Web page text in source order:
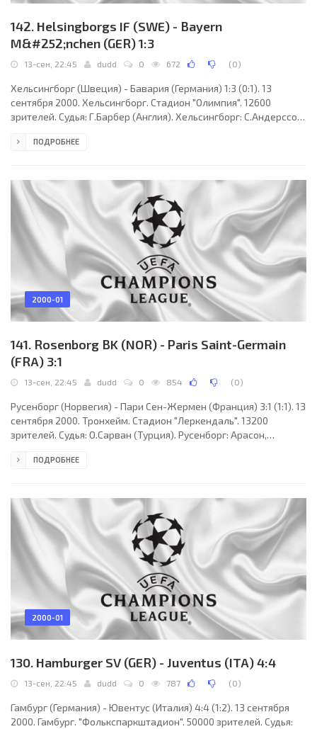
142. Helsingborgs IF (SWE) - Bayern
M&#252;nchen (GER) 1:3
13-сен, 22:45 dudd 0 672 (0)
Хельсингборг (Швеция) - Бавария (Германия) 1:3 (0:1). 13
сентября 2000. Хельсингборг. Стадион "Олимпия". 12600
зрителей. Судья: Г.Барбер (Англия). Хельсингборг: С.Андерссон,
Б.Йохансен, У.Янссон (Й.Янссон, 76), Перссон, А.Сантос, Ханссон,
Финк, Янкер, Сфорца, Салихамиджич (Харгривз, 83). Голы:
Б.Йохансен (90) - Шолль
ПОДРОБНЕЕ
2000-01
141. Rosenborg BK (NOR) - Paris Saint-Germain
(FRA) 3:1
13-сен, 22:45 dudd 0 854 (0)
Русенборг (Норвегия) - Пари Сен-Жермен (Франция) 3:1 (1:1). 13
сентября 2000. Тронхейм. Стадион "Леркендаль". 13200
зрителей. Судья: О.Сарван (Турция). Русенборг: Арасон,
Серенсен, Ф.Йонсен, Скаммельсруд, Б.-Й.Йонсен. Пари Сен-
Дальма, Люксен. Голы: Берг (17), Ф.Йонсен (62), Скаммельсруд
(90, с пенальти) - Кристиан (7).
ПОДРОБНЕЕ
2000-01
130. Hamburger SV (GER) - Juventus (ITA) 4:4
13-сен, 22:45 dudd 0 787 (0)
Гамбург (Германия) - Ювентус (Италия) 4:4 (1:2). 13 сентября
2000. Гамбург. "Фолькспаркштадион". 50000 зрителей. Судья: